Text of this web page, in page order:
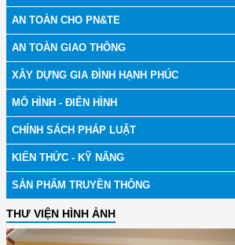
AN TOÀN CHO PN&TE
AN TOÀN GIAO THÔNG
XÂY DỰNG GIA ĐÌNH HẠNH PHÚC
MÔ HÌNH - ĐIỂN HÌNH
CHÍNH SÁCH PHÁP LUẬT
KIẾN THỨC - KỸ NĂNG
SẢN PHẨM TRUYỀN THÔNG
THƯ VIỆN HÌNH ẢNH